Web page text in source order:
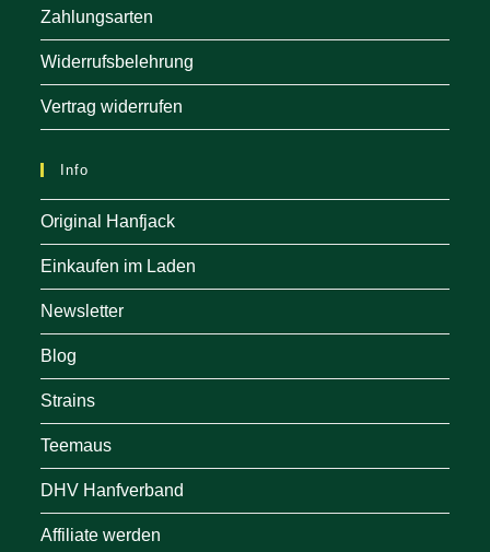
Zahlungsarten
Widerrufsbelehrung
Vertrag widerrufen
Info
Original Hanfjack
Einkaufen im Laden
Newsletter
Blog
Strains
Teemaus
DHV Hanfverband
Affiliate werden